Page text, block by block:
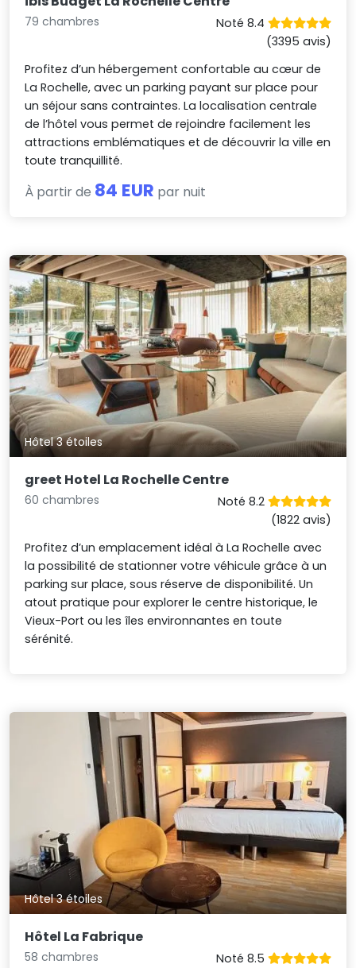
79 chambres
Noté 8.4
(3395 avis)
Profitez d’un hébergement confortable au cœur de
La Rochelle, avec un parking payant sur place pour
un séjour sans contraintes. La localisation centrale
de l’hôtel vous permet de rejoindre facilement les
attractions emblématiques et de découvrir la ville en
toute tranquillité.
À partir de 84 EUR par nuit
Hôtel 3 étoiles
greet Hotel La Rochelle Centre
60 chambres
Noté 8.2
(1822 avis)
Profitez d’un emplacement idéal à La Rochelle avec
la possibilité de stationner votre véhicule grâce à un
parking sur place, sous réserve de disponibilité. Un
atout pratique pour explorer le centre historique, le
Vieux-Port ou les îles environnantes en toute
sérénité.
Hôtel 3 étoiles
Hôtel La Fabrique
58 chambres
Noté 8.5